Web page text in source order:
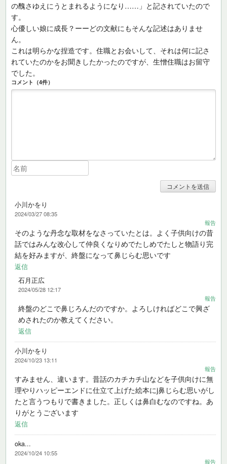
の醜さゆえにうとまれるようになり……」と記されていたので
す。
心優しい娘に成長？ーーどの文献にもそんな記述はありませ
ん。
これは明らかな捏造です。住職とお会いして、それは何に記さ
れていたのかをお聞きしたかったのですが、生憎住職はお留守
でした。
コメント（4件）
小川かをり
2024/03/27 08:35
報告
そのような丹念な取材をなさっていたとは。よく子供向けの昔
話ではみんな改心して仲良くなりめでたしめでたしと物語り完
結を好みますが、終盤になって鼻じらむ思いです
返信
石月正広
2024/05/28 12:17
報告
終盤のどこで鼻じろんだのですか。よろしければどこで興ざ
めされたのか教えてください。
返信
小川かをり
2024/10/23 13:11
報告
すみません、違います。昔話のカチカチ山などを子供向けに無
理やりハッピーエンドに仕立て上げた絵本にj鼻じらむ思いがし
たと言うつもりで書きました。正しくは鼻白むなのですね。あ
りがとうございます
返信
oka...
2024/10/24 10:55
報告